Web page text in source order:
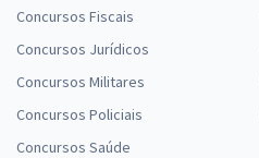
Concursos Fiscais
Concursos Jurídicos
Concursos Militares
Concursos Policiais
Concursos Saúde